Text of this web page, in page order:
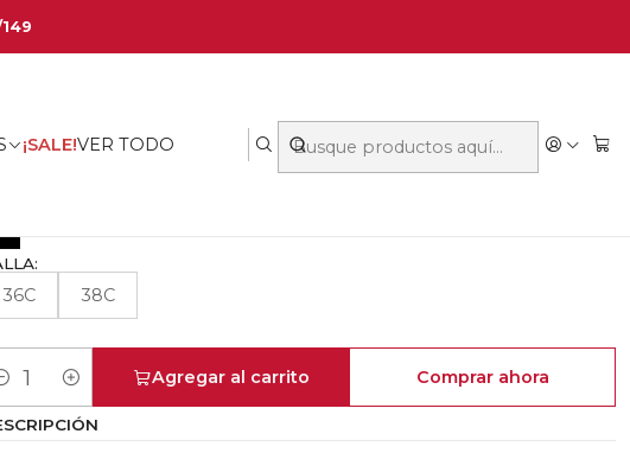
¡SALE!VER TODO
CONVERTIBLE
36C 38C
Agregar al carrito Comprar ahora